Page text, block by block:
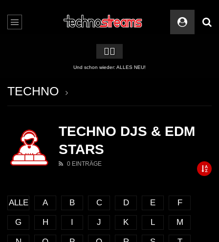
🏳️‍🌈
Und schon wieder: ALLES NEU!
TECHNO
TECHNO DJS & EDM
STARS
0 EINTRÄGE
ALLE A B C D E F
G H I J K L M